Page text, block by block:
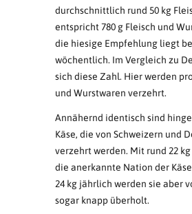
durchschnittlich rund 50 kg
entspricht 780 g Fleisch und
die hiesige Empfehlung liegt
wöchentlich. Im Vergleich zu
sich diese Zahl. Hier werden
und Wurstwaren verzehrt.
Annähernd identisch sind
Käse, die von Schweizern und
verzehrt werden. Mit rund 22
die anerkannte Nation der
24 kg jährlich werden sie aber
sogar knapp überholt.